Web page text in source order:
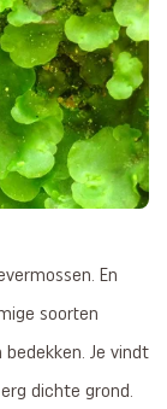
En
soorten
Je vindt
dichte grond.